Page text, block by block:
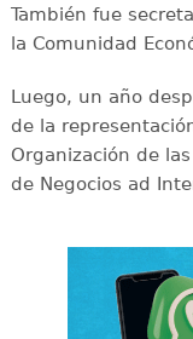
También fue
la Comunidad
Luego, un año
de la
Organización de
de Negocios ad